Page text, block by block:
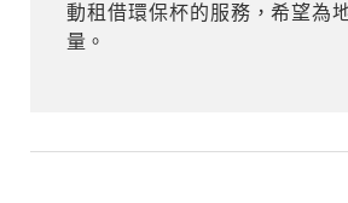
動租借環保杯的服務，希望為
量。